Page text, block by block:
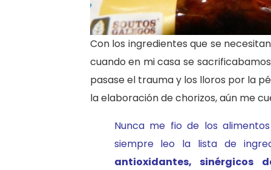
Con los ingredientes que se
cuando en mi casa se
pasase el trauma y los lloros por la
la elaboración de chorizos, aún me
Nunca me fio de los
siempre leo la lista de
antioxidantes, sinérgicos